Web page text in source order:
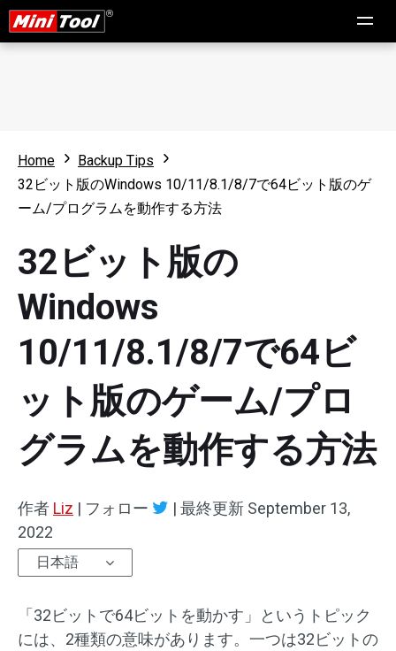
Home
Backup Tips
32ビット版のWindows 10/11/8.1/8/7で64ビット版のゲ
ーム/プログラムを動作する方法
32ビット版の
Windows
10/11/8.1/8/7で64ビ
ット版のゲーム/プロ
グラムを動作する方法
作者 Liz | フォロー | 最終更新 September 13,
2022
日本語
「32ビットで64ビットを動かす」というトピック
には、2種類の意味があります。一つは32ビットの